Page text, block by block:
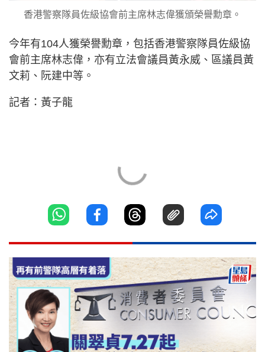
香港警察隊員佐級協會前主席林志偉獲頒榮譽勳章。
今年有104人獲榮譽勳章，包括香港警察隊員佐級協
會前主席林志偉，亦有立法會議員黃永威、區議員黃
文莉、阮建中等。
記者：黃子龍